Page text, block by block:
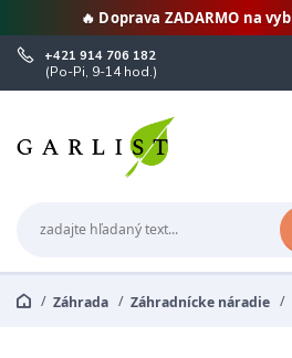
🔥 Doprava ZADARMO na
+421 914 706 182
(Po-Pi, 9-14 hod.)
Záhrada Záhradnícke náradie